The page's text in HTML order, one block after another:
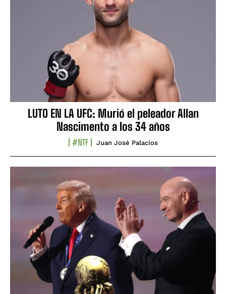
LUTO EN LA UFC: Murió el peleador Allan
Nascimento a los 34 años
#NTF Juan José Palacios